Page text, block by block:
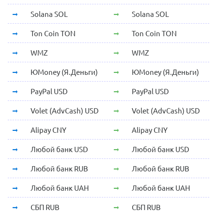
Solana SOL Solana SOL
Ton Coin TON Ton Coin TON
WMZ WMZ
ЮMoney (Я.Деньги) ЮMoney (Я.Деньги)
PayPal USD PayPal USD
Volet (AdvCash) USD Volet (AdvCash) USD
Alipay CNY Alipay CNY
Любой банк USD Любой банк USD
Любой банк RUB Любой банк RUB
Любой банк UAH Любой банк UAH
СБП RUB СБП RUB